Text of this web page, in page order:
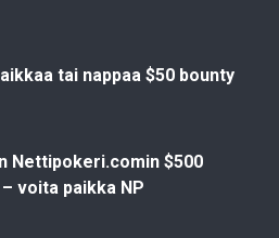
tai nappaa $50 bounty
Nettipokeri.comin $500
voita paikka NP